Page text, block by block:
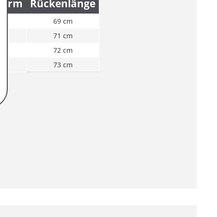
Rückenlänge
69 cm
71 cm
72 cm
73 cm